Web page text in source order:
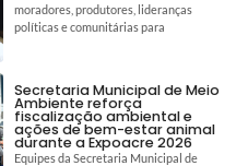
moradores, produtores, lideranças
políticas e comunitárias para
Secretaria Municipal de Meio
Ambiente reforça
fiscalização ambiental e
ações de bem-estar animal
durante a Expoacre 2026
Equipes da Secretaria Municipal de